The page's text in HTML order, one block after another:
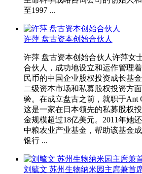
至1997 ...
许萍 盘古资本创始合伙人
许萍 盘古资本创始合伙人许萍女
合伙人，成功地设立和运作管理
民币的中国企业股权投资成长基
二级资本市场和私募股权投资方
验。在成立盘古之前，就职于Ant
这是一家在日本领先的私募股权
金规模超过18亿美元。2011年她
中粮农业产业基金，帮助该基金
银行 ...
刘毓文 苏州生物纳米园主席兼首